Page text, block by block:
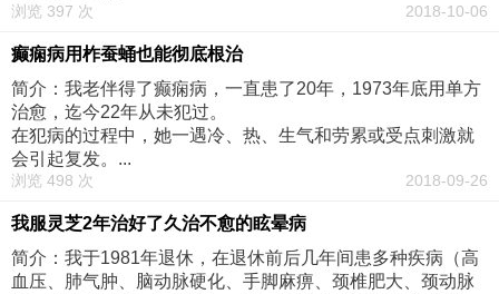
浏览 397 次 2018-10-06
癫痫病用柞蚕蛹也能彻底根治
简介：我老伴得了癫痫病，一直患了20年，1973年底用单方
治愈，迄今22年从未犯过。
在犯病的过程中，她一遇冷、热、生气和劳累或受点刺激就
会引起复发。...
浏览 498 次 2018-09-26
我服灵芝2年治好了久治不愈的眩晕病
简介：我于1981年退休，在退休前后几年间患多种疾病（高
血压、肺气肿、脑动脉硬化、手脚麻痹、颈椎肥大、颈动脉